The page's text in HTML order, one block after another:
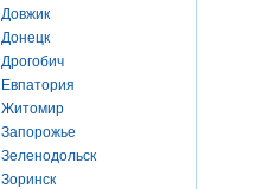
Довжик
Донецк
Дрогобич
Евпатория
Житомир
Запорожье
Зеленодольск
Зоринск